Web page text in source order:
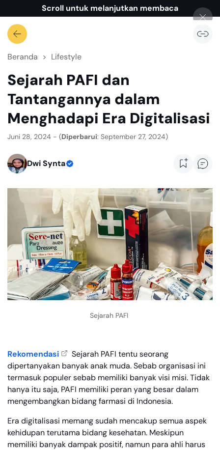
Scroll untuk melanjutkan membaca
Beranda Lifestyle
Sejarah PAFI dan
Tantangannya dalam
Menghadapi Era Digitalisasi
Juni 28, 2024 - (Diperbarui: September 27, 2024)
Dwi Synta
Sejarah PAFI
Rekomendasi
Sejarah PAFI tentu seorang
dipertanyakan banyak anak muda. Sebab organisasi ini
termasuk populer sebab memiliki banyak visi misi. Tidak
hanya itu saja, PAFI memiliki peran yang besar dalam
mengembangkan bidang farmasi di Indonesia.
Era digitalisasi memang sudah mencakup semua aspek
kehidupan terutama bidang kesehatan. Meskipun
memiliki banyak dampak positif, namun para ahli harus